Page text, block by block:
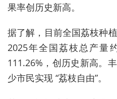
果率创历史新高。
据了解，目前全国荔枝种
2025年全国荔枝总产量
111.26%，创历史新高。
少市民实现 “荔枝自由”。